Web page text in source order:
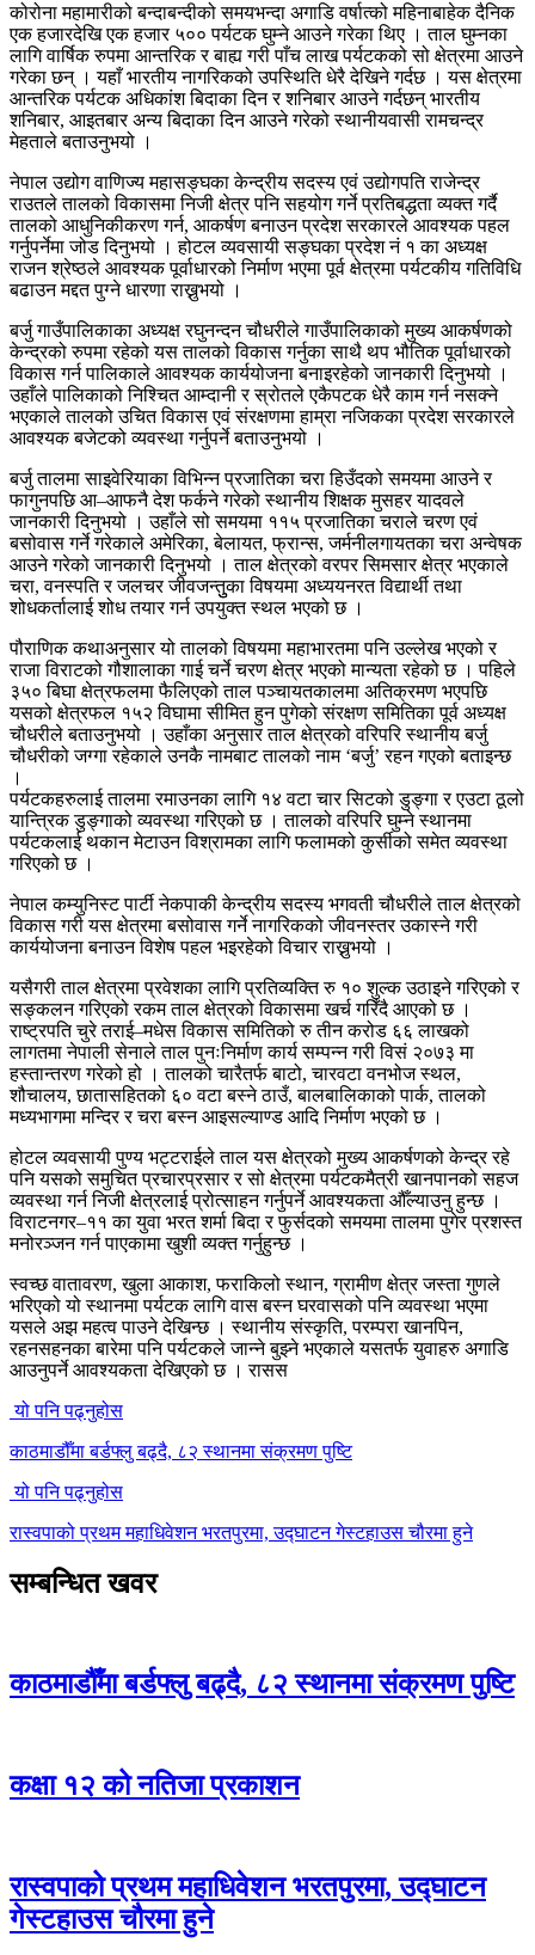
कोरोना महामारीको बन्दाबन्दीको समयभन्दा अगाडि वर्षात्को महिनाबाहेक दैनिक
एक हजारदेखि एक हजार ५०० पर्यटक घुम्ने आउने गरेका थिए । ताल घुम्नका
लागि वार्षिक रुपमा आन्तरिक र बाह्य गरी पाँच लाख पर्यटकको सो क्षेत्रमा आउने
गरेका छन् । यहाँ भारतीय नागरिकको उपस्थिति धेरै देखिने गर्दछ । यस क्षेत्रमा
आन्तरिक पर्यटक अधिकांश बिदाका दिन र शनिबार आउने गर्दछन् भारतीय
शनिबार, आइतबार अन्य बिदाका दिन आउने गरेको स्थानीयवासी रामचन्द्र
मेहताले बताउनुभयो ।
नेपाल उद्योग वाणिज्य महासङ्घका केन्द्रीय सदस्य एवं उद्योगपति राजेन्द्र
राउतले तालको विकासमा निजी क्षेत्र पनि सहयोग गर्ने प्रतिबद्धता व्यक्त गर्दै
तालको आधुनिकीकरण गर्न, आकर्षण बनाउन प्रदेश सरकारले आवश्यक पहल
गर्नुपर्नेमा जोड दिनुभयो । होटल व्यवसायी सङ्घका प्रदेश नं १ का अध्यक्ष
राजन श्रेष्ठले आवश्यक पूर्वाधारको निर्माण भएमा पूर्व क्षेत्रमा पर्यटकीय गतिविधि
बढाउन मद्दत पुग्ने धारणा राख्नुभयो ।
बर्जु गाउँपालिकाका अध्यक्ष रघुनन्दन चौधरीले गाउँपालिकाको मुख्य आकर्षणको
केन्द्रको रुपमा रहेको यस तालको विकास गर्नुका साथै थप भौतिक पूर्वाधारको
विकास गर्न पालिकाले आवश्यक कार्ययोजना बनाइरहेको जानकारी दिनुभयो ।
उहाँले पालिकाको निश्चित आम्दानी र स्रोतले एकैपटक धेरै काम गर्न नसक्ने
भएकाले तालको उचित विकास एवं संरक्षणमा हाम्रा नजिकका प्रदेश सरकारले
आवश्यक बजेटको व्यवस्था गर्नुपर्ने बताउनुभयो ।
बर्जु तालमा साइवेरियाका विभिन्न प्रजातिका चरा हिउँदको समयमा आउने र
फागुनपछि आ–आफनै देश फर्कने गरेको स्थानीय शिक्षक मुसहर यादवले
जानकारी दिनुभयो । उहाँले सो समयमा ११५ प्रजातिका चराले चरण एवं
बसोवास गर्ने गरेकाले अमेरिका, बेलायत, फ्रान्स, जर्मनीलगायतका चरा अन्वेषक
आउने गरेको जानकारी दिनुभयो । ताल क्षेत्रको वरपर सिमसार क्षेत्र भएकाले
चरा, वनस्पति र जलचर जीवजन्तुुका विषयमा अध्ययनरत विद्यार्थी तथा
शोधकर्तालाई शोध तयार गर्न उपयुक्त स्थल भएको छ ।
पौराणिक कथाअनुसार यो तालको विषयमा महाभारतमा पनि उल्लेख भएको र
राजा विराटको गौशालाका गाई चर्ने चरण क्षेत्र भएको मान्यता रहेको छ । पहिले
३५० बिघा क्षेत्रफलमा फैलिएको ताल पञ्चायतकालमा अतिक्रमण भएपछि
यसको क्षेत्रफल १५२ विघामा सीमित हुन पुगेको संरक्षण समितिका पूर्व अध्यक्ष
चौधरीले बताउनुभयो । उहाँका अनुसार ताल क्षेत्रको वरिपरि स्थानीय बर्जु
चौधरीको जग्गा रहेकाले उनकै नामबाट तालको नाम ‘बर्जु’ रहन गएको बताइन्छ
।
पर्यटकहरुलाई तालमा रमाउनका लागि १४ वटा चार सिटको डुङ्गा र एउटा ठूलो
यान्त्रिक डुङ्गाको व्यवस्था गरिएको छ । तालको वरिपरि घुम्ने स्थानमा
पर्यटकलाई थकान मेटाउन विश्रामका लागि फलामको कुर्सीको समेत व्यवस्था
गरिएको छ ।
नेपाल कम्युनिस्ट पार्टी नेकपाकी केन्द्रीय सदस्य भगवती चौधरीले ताल क्षेत्रको
विकास गरी यस क्षेत्रमा बसोवास गर्ने नागरिकको जीवनस्तर उकास्ने गरी
कार्ययोजना बनाउन विशेष पहल भइरहेको विचार राख्नुभयो ।
यसैगरी ताल क्षेत्रमा प्रवेशका लागि प्रतिव्यक्ति रु १० शुल्क उठाइने गरिएको र
सङ्कलन गरिएको रकम ताल क्षेत्रको विकासमा खर्च गरिँदै आएको छ ।
राष्ट्रपति चुरे तराई–मधेस विकास समितिको रु तीन करोड ६६ लाखको
लागतमा नेपाली सेनाले ताल पुनःनिर्माण कार्य सम्पन्न गरी विसं २०७३ मा
हस्तान्तरण गरेको हो । तालको चारैतर्फ बाटो, चारवटा वनभोज स्थल,
शौचालय, छातासहितको ६० वटा बस्ने ठाउँ, बालबालिकाको पार्क, तालको
मध्यभागमा मन्दिर र चरा बस्न आइसल्याण्ड आदि निर्माण भएको छ ।
होटल व्यवसायी पुण्य भट्टराईले ताल यस क्षेत्रको मुख्य आकर्षणको केन्द्र रहे
पनि यसको समुचित प्रचारप्रसार र सो क्षेत्रमा पर्यटकमैत्री खानपानको सहज
व्यवस्था गर्न निजी क्षेत्रलाई प्रोत्साहन गर्नुपर्ने आवश्यकता औँल्याउनु हुन्छ ।
विराटनगर–११ का युवा भरत शर्मा बिदा र फुर्सदको समयमा तालमा पुगेर प्रशस्त
मनोरञ्जन गर्न पाएकामा खुशी व्यक्त गर्नुहुन्छ ।
स्वच्छ वातावरण, खुला आकाश, फराकिलो स्थान, ग्रामीण क्षेत्र जस्ता गुणले
भरिएको यो स्थानमा पर्यटक लागि वास बस्न घरवासको पनि व्यवस्था भएमा
यसले अझ महत्व पाउने देखिन्छ । स्थानीय संस्कृति, परम्परा खानपिन,
रहनसहनका बारेमा पनि पर्यटकले जान्ने बुझ्ने भएकाले यसतर्फ युवाहरु अगाडि
आउनुपर्ने आवश्यकता देखिएको छ । रासस
यो पनि पढ्नुहोस
काठमाडौँमा बर्डफ्लु बढ्दै, ८२ स्थानमा संक्रमण पुष्टि
यो पनि पढ्नुहोस
रास्वपाको प्रथम महाधिवेशन भरतपुरमा, उद्घाटन गेस्टहाउस चौरमा हुने
सम्बन्धित खवर
काठमाडौँमा बर्डफ्लु बढ्दै, ८२ स्थानमा संक्रमण पुष्टि
कक्षा १२ को नतिजा प्रकाशन
रास्वपाको प्रथम महाधिवेशन भरतपुरमा, उद्घाटन
गेस्टहाउस चौरमा हुने